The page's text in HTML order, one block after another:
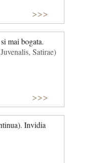
>>>
mai bogata.
Satirae)
>>>
Invidia